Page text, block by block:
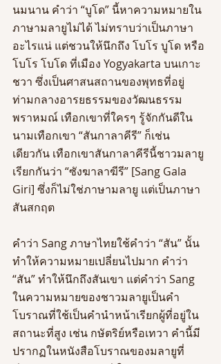
นมนาน คำว่า “บูโด” นี้หาความหมายใน
ภาษามลายูไม่ได้ ไม่ทราบว่าเป็นภาษา
อะไรแน่ แต่ชวนให้นึกถึง โบโร บูโด หรือ
โบโร โบโด ที่เมือง Yogyakarta บนเกาะ
ชวา ซึ่งเป็นศาสนสถานของพุทธที่อยู่
ท่ามกลางอารยธรรมของวัฒนธรรม
พราหมณ์ เทือกเขาที่ใครๆ รู้จักกันดีใน
นามเทือกเขา “สันกาลาคีรี” ก็เช่น
เดียวกัน เทือกเขาสันกาลาคีรีนี้ชาวมลายู
เรียกกันว่า “ซังฆาลาฆีรี” [Sang Gala
Giri] ซึ่งก็ไม่ใช่ภาษามลายู แต่เป็นภาษา
สันสกฤต
คำว่า Sang ภาษาไทยใช้คำว่า “สัน” นั้น
ทำให้ความหมายเปลี่ยนไปมาก คำว่า
“สัน” ทำให้นึกถึงสันเขา แต่คำว่า Sang
ในความหมายของชาวมลายูเป็นคำ
โบราณที่ใช้เป็นคำนำหน้าเรียกผู้ที่อยู่ใน
สถานะที่สูง เช่น กษัตริย์หรือเทวา คำนี้มี
ปรากฏในหนังสือโบราณของมลายูที่